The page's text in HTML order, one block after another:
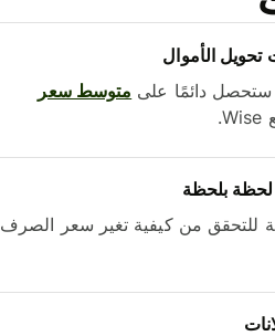
الأموال
دائمًا علىمتوسط ​​سعر
بلحظة
من كيفية تغير سعر الصرف